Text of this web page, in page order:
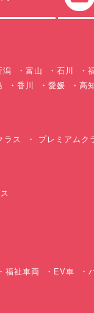
潟 富山 石川
香川 愛媛 高
ラス プレミアムク
福祉車両 EV車